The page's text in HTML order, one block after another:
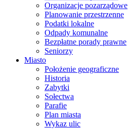
Organizacje pozarządowe
Planowanie przestrzenne
Podatki lokalne
Odpady komunalne
Bezpłatne porady prawne
Seniorzy
Miasto
Położenie geograficzne
Historia
Zabytki
Sołectwa
Parafie
Plan miasta
Wykaz ulic